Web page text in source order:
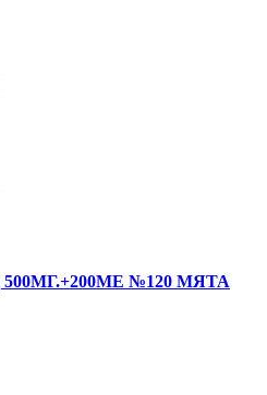
№120 МЯТА